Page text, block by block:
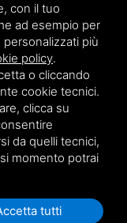
con il tuo
ad esempio per
più
policy.
o cliccando
cookie tecnici.
clicca su
da quelli tecnici,
momento potrai
tutti